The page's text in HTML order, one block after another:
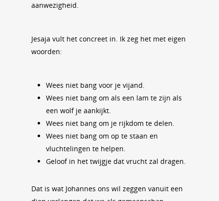
aanwezigheid.
Jesaja vult het concreet in. Ik zeg het met eigen
woorden:
Wees niet bang voor je vijand.
Wees niet bang om als een lam te zijn als
een wolf je aankijkt.
Wees niet bang om je rijkdom te delen.
Wees niet bang om op te staan en
vluchtelingen te helpen.
Geloof in het twijgje dat vrucht zal dragen.
Dat is wat Johannes ons wil zeggen vanuit een